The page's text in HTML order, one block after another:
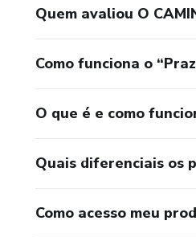
Quem avaliou O
Como funciona o
O que é e como
Quais diferenciais os
Como acesso meu